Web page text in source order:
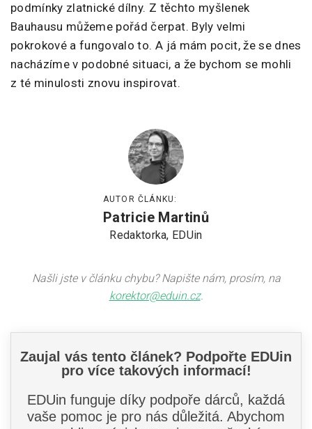
podmínky zlatnické dílny. Z těchto myšlenek
Bauhausu můžeme pořád čerpat. Byly velmi
pokrokové a fungovalo to. A já mám pocit, že se dnes
nacházíme v podobné situaci, a že bychom se mohli
z té minulosti znovu inspirovat.
AUTOR ČLÁNKU:
Patricie Martinů
Redaktorka, EDUin
Našli jste v článku chybu? Napište nám, prosím, na
korektor@eduin.cz.